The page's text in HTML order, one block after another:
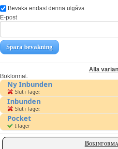
Bevaka endast denna utgåva
E-post
Spara bevakning
Alla
Bokformat:
Ny Inbunden
Slut i lager.
Inbunden
Slut i lager.
Pocket
I lager